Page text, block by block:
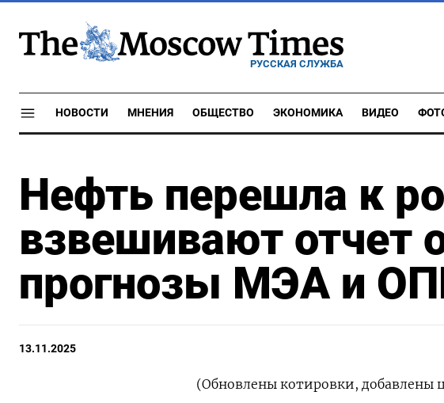
РУССКАЯ СЛУЖБА
НОВОСТИ МНЕНИЯ ОБЩЕСТВО ЭКОНОМИКА ВИДЕО
Нефть перешла к
взвешивают отчет
прогнозы МЭА и
13.11.2025
(Обновлены котировки, добавлены